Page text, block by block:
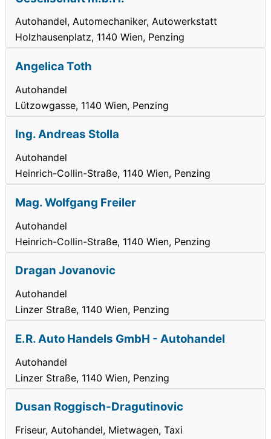
Autohandel, Automechaniker, Autowerkstatt
Holzhausenplatz, 1140 Wien, Penzing
Angelica Toth
Autohandel
Lützowgasse, 1140 Wien, Penzing
Ing. Andreas Stolla
Autohandel
Heinrich-Collin-Straße, 1140 Wien, Penzing
Mag. Wolfgang Freiler
Autohandel
Heinrich-Collin-Straße, 1140 Wien, Penzing
Dragan Jovanovic
Autohandel
Linzer Straße, 1140 Wien, Penzing
E.R. Auto Handels GmbH - Autohandel
Autohandel
Linzer Straße, 1140 Wien, Penzing
Dusan Roggisch-Dragutinovic
Friseur, Autohandel, Mietwagen, Taxi